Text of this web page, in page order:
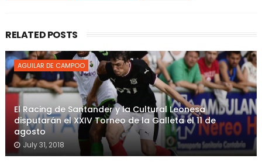
RELATED POSTS
AGUILAR DE CAMPOO
El Racing de Santander y la Cultural Leonesa
disputarán el XXIV Torneo de la Galleta el 11 de
agosto
July 31, 2018